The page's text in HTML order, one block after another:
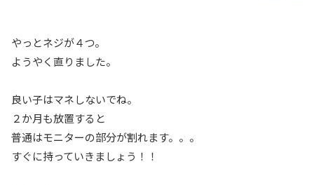
やっとネジが４つ。
ようやく直りました。
良い子はマネしないでね。
２か月も放置すると
普通はモニターの部分が割れます。。。
すぐに持っていきましょう！！